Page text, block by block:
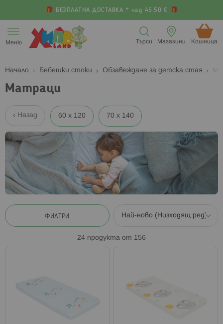
БЕЗПЛАТНА ДОСТАВКА * над 45.50 €
към
съдържанието
Меню Кошница (
Магазини
Търси
Начало Бебешки стоки Обзавеждане за детска стая
Матраци
Назад 60 x 120 70 x 140
ФИЛТРИ
24 продукта от 156